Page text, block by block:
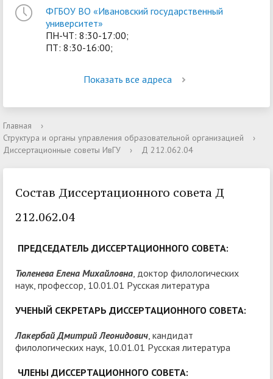
ФГБОУ ВО «Ивановский государственный
университет»
ПН-ЧТ: 8:30-17:00;
ПТ: 8:30-16:00;
Показать все адреса
Главная
›
Структура и органы управления образовательной организацией
›
Диссертационные советы ИвГУ
› Д 212.062.04
Состав Диссертационного совета Д
212.062.04
ПРЕДСЕДАТЕЛЬ ДИССЕРТАЦИОННОГО СОВЕТА:
Тюленева Елена Михайловна, доктор филологических
наук, профессор, 10.01.01 Русская литература
УЧЕНЫЙ СЕКРЕТАРЬ ДИССЕРТАЦИОННОГО СОВЕТА:
Лакербай Дмитрий Леонидович, кандидат
филологических наук, 10.01.01 Русская литература
ЧЛЕНЫ ДИССЕРТАЦИОННОГО СОВЕТА: